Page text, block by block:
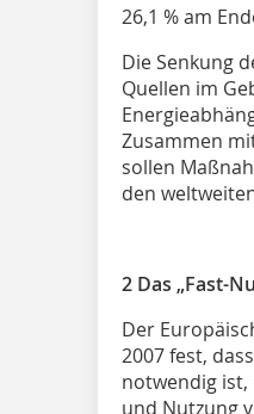
26,1 % am
Die Senkung
Quellen im
Zusammen
sollen
den
2 Das „Fast-
Der
2007 fest,
notwendig ist,
und Nutzung